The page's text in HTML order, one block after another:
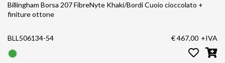
Billingham Borsa 207 FibreNyte Khaki/Bordi Cuoio cioccolato +
finiture ottone
BLL506134-54 € 467,00 +IVA